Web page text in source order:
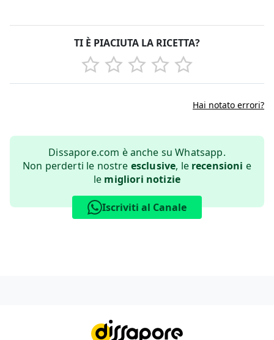
TI È PIACIUTA LA RICETTA?
Hai notato errori?
Dissapore.com è anche su Whatsapp.
Non perderti le nostre esclusive, le recensioni e
le migliori notizie
Iscriviti al Canale